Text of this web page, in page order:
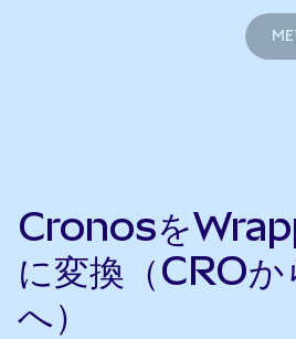
Cronosを
に変換（CRO
へ）